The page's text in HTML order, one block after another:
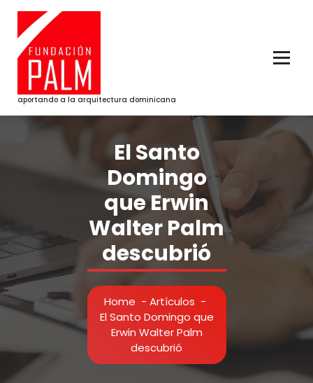
content
aportando a la arquitectura dominicana
El Santo
Domingo
que Erwin
Walter Palm
descubrió
Home - Artículos -
El Santo Domingo que
Erwin Walter Palm
descubrió